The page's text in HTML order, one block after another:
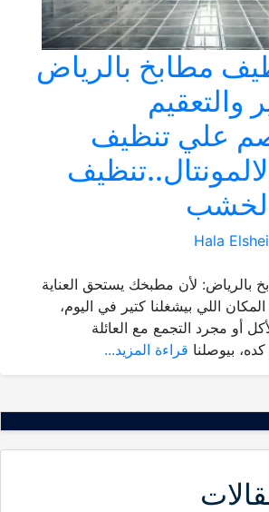
مطابخ بالرياض
والتعقيم
علي تنظيف
Hala
بالرياض: لأن مطبخك يستحق العناية
اللي بيشغلنا كتير في اليوم،
أو مجرد التجمع مع العائلة
بيوصلنا قراءة المزيد...